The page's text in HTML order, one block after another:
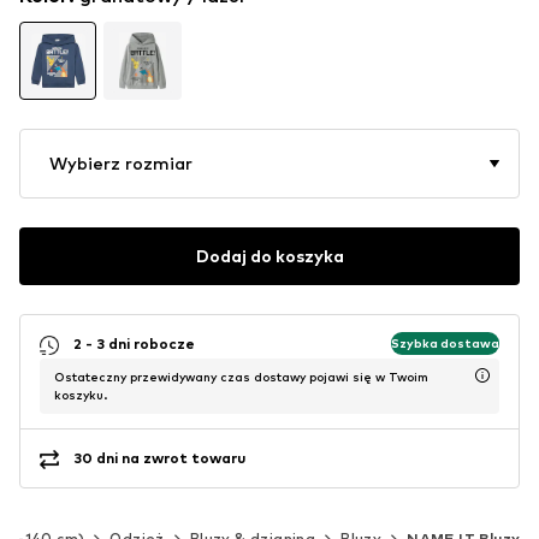
Wybierz rozmiar
Dodaj do koszyka
2 - 3 dni robocze Szybka dostawa
Ostateczny przewidywany czas dostawy pojawi się w Twoim
koszyku.
30 dni na zwrot towaru